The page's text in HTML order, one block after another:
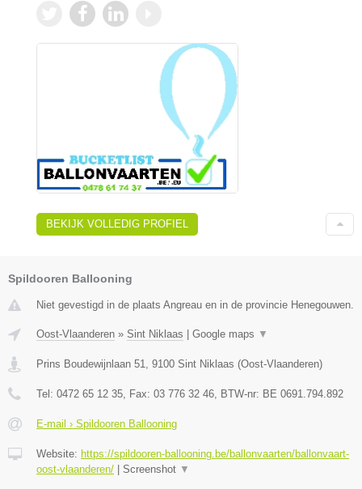
BEKIJK VOLLEDIG PROFIEL
Spildooren Ballooning
Niet gevestigd in de plaats Angreau en in de provincie Henegouwen.
Oost-Vlaanderen » Sint Niklaas | Google maps ▼
Prins Boudewijnlaan 51 9100 Sint Niklaas (Oost-Vlaanderen)
Tel: 0472 65 12 35 , Fax: 03 776 32 46 , BTW-nr: BE 0691.794.892
E-mail › Spildooren Ballooning
Website: https://spildooren-ballooning.be/ballonvaarten/ballonvaart-
oost-vlaanderen/ | Screenshot ▼